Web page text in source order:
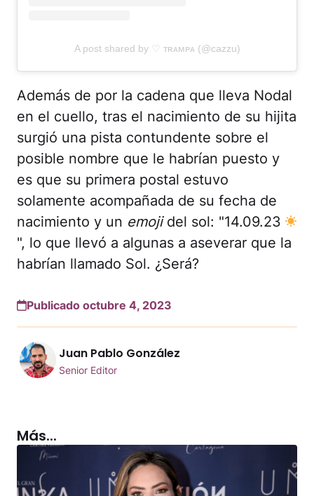
A post shared by ♡ ᴛʀᴀᴍᴘᴀ (@cazzu)
Además de por la cadena que lleva Nodal
en el cuello, tras el nacimiento de su hijita
surgió una pista contundente sobre el
posible nombre que le habrían puesto y
es que su primera postal estuvo
solamente acompañada de su fecha de
nacimiento y un emojidel sol: "14.09.23
", lo que llevó a algunas a aseverar que la
habrían llamado Sol. ¿Será?
Publicado octubre 4, 2023
Juan Pablo González
Senior Editor
Más...